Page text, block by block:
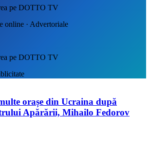
pe DOTTO TV
online · Advertoriale
pe DOTTO TV
orașe din Ucraina după
Apărării, Mihailo Fedorov